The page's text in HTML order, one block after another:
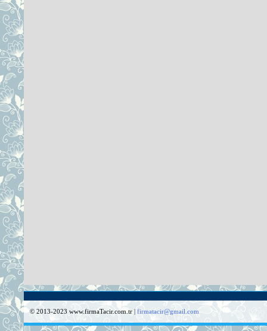
© 2013-2023 www.firmaTacir.com.tr | firmatacir@gmail.com